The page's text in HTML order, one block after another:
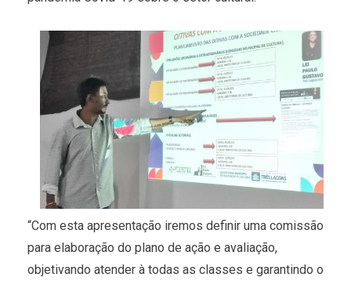
“Com esta apresentação iremos definir uma comissão
para elaboração do plano de ação e avaliação,
objetivando atender à todas as classes e garantindo o